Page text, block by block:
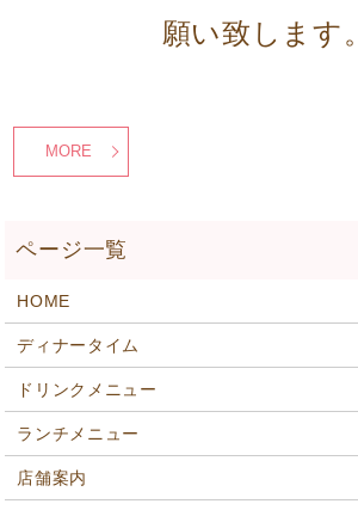
願い致します。
MORE
HOME
ディナータイム
ドリンクメニュー
ランチメニュー
店舗案内